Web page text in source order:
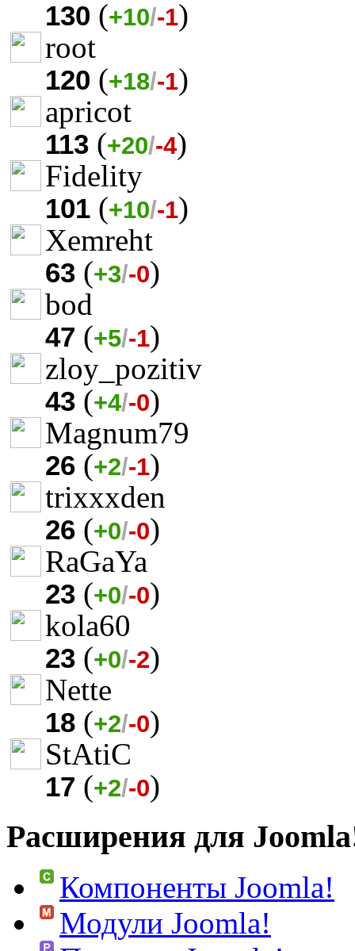
130 (+10/-1)
root
120 (+18/-1)
apricot
113 (+20/-4)
Fidelity
101 (+10/-1)
Xemreht
63 (+3/-0)
bod
47 (+5/-1)
zloy_pozitiv
43 (+4/-0)
Magnum79
26 (+2/-1)
trixxxden
26 (+0/-0)
RaGaYa
23 (+0/-0)
kola60
23 (+0/-2)
Nette
18 (+2/-0)
StAtiC
17 (+2/-0)
Расширения для
Компоненты Joomla!
Модули Joomla!